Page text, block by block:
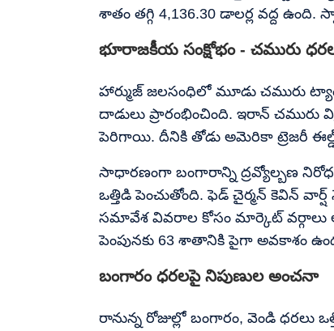
శాతం తగ్గి 4,136.30 డాలర్ల వద్ద ఉంది.
భూరాజకీయ సంక్షోభం - చమురు
హార్ముజ్ జలసంధిలో మూడు చమురు
దాడులు ప్రారంభించింది. ఇరాన్ చమురు
పెరిగాయి. దీనికి తోడు అమెరికా ట్రెజరీ
సాధారణంగా బంగారాన్ని ద్రవ్యోల్బణ
ఒత్తిడి పెంచుతోంది. ఫెడ్ చైర్మన్ కెవిన్
సమావేశ వివరాల కోసం మార్కెట్ వర్గాలు
పెంపునకు 63 శాతానికి పైగా అవకాశం
బంగారం ధరలపై నిపుణుల అంచనా
రానున్న రోజుల్లో బంగారం, వెండి